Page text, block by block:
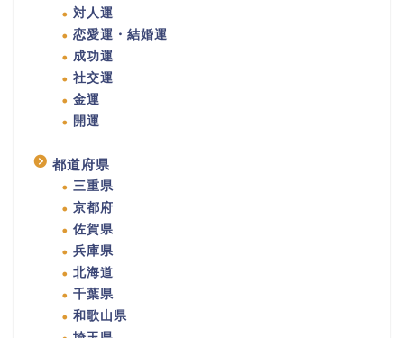
対人運
恋愛運・結婚運
成功運
社交運
金運
開運
都道府県
三重県
京都府
佐賀県
兵庫県
北海道
千葉県
和歌山県